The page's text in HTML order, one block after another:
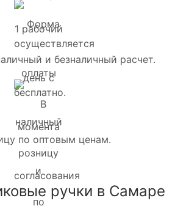
и безналичный расчет.
по оптовым ценам.
ручки в Самаре